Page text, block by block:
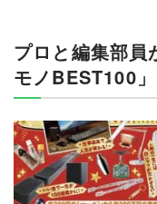
プロと編集部員
モノBEST100